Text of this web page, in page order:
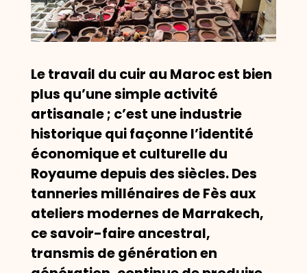
Le travail du cuir au Maroc est bien
plus qu’une simple activité
artisanale ; c’est une industrie
historique qui façonne l’identité
économique et culturelle du
Royaume depuis des siècles. Des
tanneries millénaires de Fès aux
ateliers modernes de Marrakech,
ce savoir-faire ancestral,
transmis de génération en